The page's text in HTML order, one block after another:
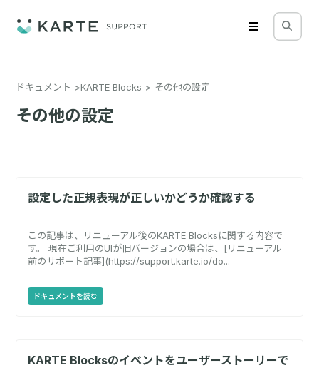
ドキュメント KARTE Blocks その他の設定
その他の設定
設定した正規表現が正しいかどうか確認する
この記事は、リニューアル後のKARTE Blocksに関する内容で
す。 現在ご利用のUIが旧バージョンの場合は、[リニューアル
前のサポート記事](https://support.karte.io/do...
ドキュメントを読む
KARTE Blocksのイベントをユーザーストーリーで